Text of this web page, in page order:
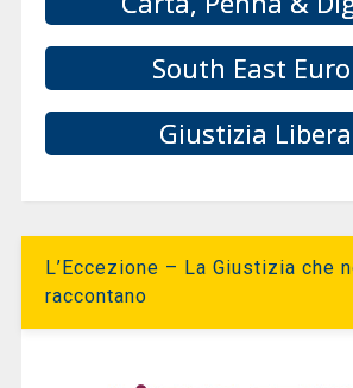
South East
Giustizia
L’Eccezione – La Giustizia che
raccontano